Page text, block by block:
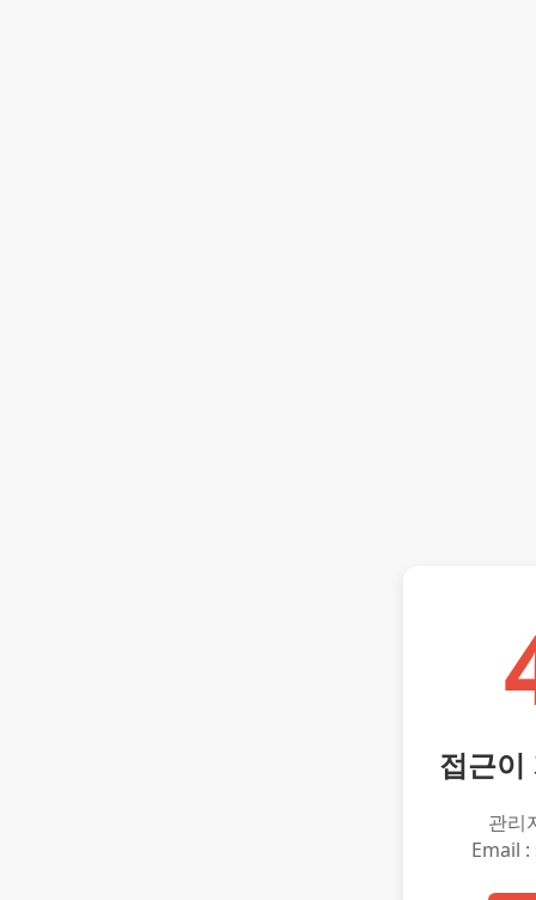
접근이
관리
Email